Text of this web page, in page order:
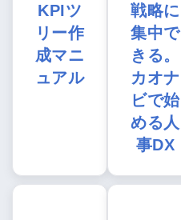
KPIツ
リー作
成マニ
ュアル
戦略に
集中で
きる。
カオナ
ビで始
める人
事DX